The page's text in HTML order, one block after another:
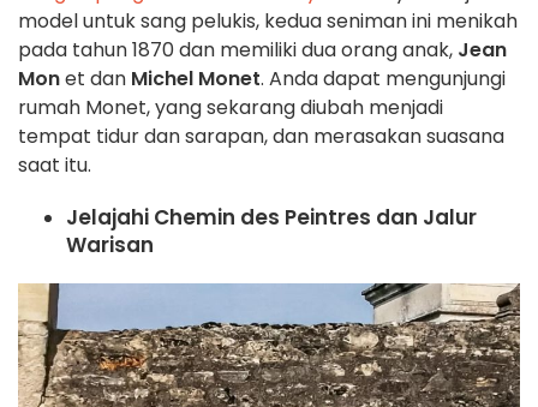
model untuk sang pelukis, kedua seniman ini menikah
pada tahun 1870 dan memiliki dua orang anak, Jean
Monet dan Michel Monet. Anda dapat mengunjungi
rumah Monet, yang sekarang diubah menjadi
tempat tidur dan sarapan, dan merasakan suasana
saat itu.
Jelajahi Chemin des Peintres dan Jalur
Warisan